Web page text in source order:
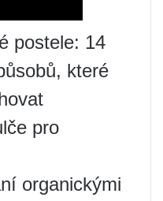
postele: 14
které
pro
organickými